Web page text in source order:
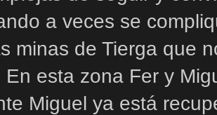
a veces se
minas de Tierga que
En esta zona Fer y
Miguel ya está